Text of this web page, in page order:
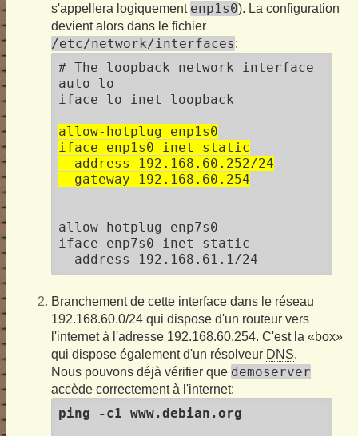
s'appellera logiquement enp1s0). La configuration
devient alors dans le fichier
/etc/network/interfaces:
# The loopback network interface
auto lo
iface lo inet loopback
allow-hotplug enp1s0
iface enp1s0 inet static
  address 192.168.60.252/24
  gateway 192.168.60.254
allow-hotplug enp7s0
iface enp7s0 inet static
Branchement de cette interface dans le réseau
192.168.60.0/24 qui dispose d'un routeur vers
l'internet à l'adresse 192.168.60.254. C'est la «box»
qui dispose également d'un résolveur DNS.
Nous pouvons déjà vérifier que demoserver
accède correctement à l'internet:
ping -c1 www.debian.org